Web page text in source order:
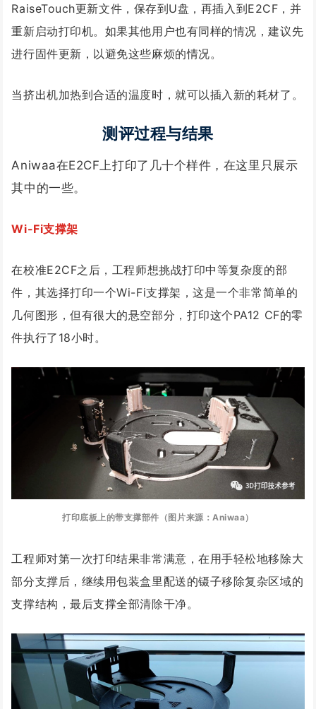
RaiseTouch更新文件，保存到U盘，再插入到E2CF，并
重新启动打印机。如果其他用户也有同样的情况，建议先
进行固件更新，以避免这些麻烦的情况。
当挤出机加热到合适的温度时，就可以插入新的耗材了。
测评过程与结果
Aniwaa在E2CF上打印了几十个样件，在这里只展示
其中的一些。
Wi-Fi支撑架
在校准E2CF之后，工程师想挑战打印中等复杂度的部
件，其选择打印一个Wi-Fi支撑架，这是一个非常简单的
几何图形，但有很大的悬空部分，打印这个PA12 CF的零
件执行了18小时。
打印底板上的带支撑部件（图片来源：Aniwaa）
工程师对第一次打印结果非常满意，在用手轻松地移除大
部分支撑后，继续用包装盒里配送的镊子移除复杂区域的
支撑结构，最后支撑全部清除干净。